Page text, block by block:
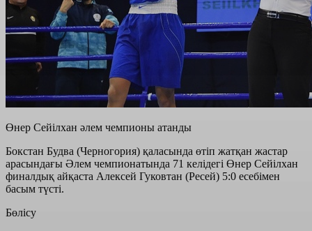
Өнер Сейілхан әлем чемпионы атанды
Бокстан Будва (Черногория) қаласында өтіп жатқан жастар
арасындағы Әлем чемпионатында 71 келідегі Өнер Сейілхан
финалдық айқаста Алексей Гуковтан (Ресей) 5:0 есебімен
басым түсті.
Бөлісу